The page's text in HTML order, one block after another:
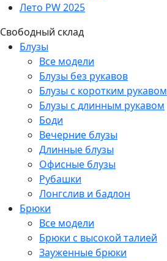
Лето PW 2025
Свободный склад
Блузы
Все модели
Блузы без рукавов
Блузы с коротким рукавом
Блузы с длинным рукавом
Боди
Вечерние блузы
Длинные блузы
Офисные блузы
Рубашки
Лонгслив и бадлон
Брюки
Все модели
Брюки с высокой талией
Зауженные брюки